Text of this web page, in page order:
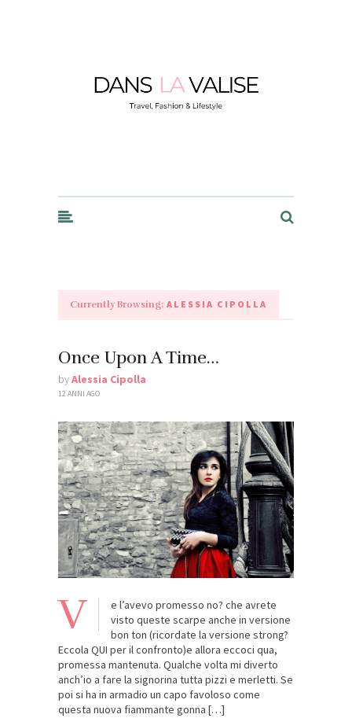
Currently Browsing: ALESSIA CIPOLLA
Once Upon A Time…
byAlessia Cipolla
12 ANNI AGO
V
e l’avevo promesso no? che avrete
visto queste scarpe anche in versione
bon ton (ricordate la versione strong?
Eccola QUI per il confronto)e allora eccoci qua,
promessa mantenuta. Qualche volta mi diverto
anch’io a fare la signorina tutta pizzi e merletti. Se
poi si ha in armadio un capo favoloso come
questa nuova fiammante gonna […]